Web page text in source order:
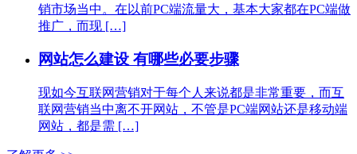
销市场当中。在以前PC端流量大，基本大家都在PC端做
推广，而现 […]
网站怎么建设 有哪些必要步骤
现如今互联网营销对于每个人来说都是非常重要，而互
联网营销当中离不开网站，不管是PC端网站还是移动端
网站，都是需 […]